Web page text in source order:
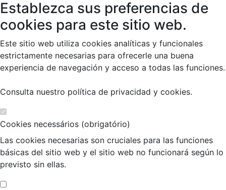
Establezca sus preferencias de
cookies para este sitio web.
Este sitio web utiliza cookies analíticas y funcionales
estrictamente necesarias para ofrecerle una buena
experiencia de navegación y acceso a todas las funciones.
Consulta nuestro política de privacidad y cookies.
Cookies necessários (obrigatório)
Las cookies necesarias son cruciales para las funciones
básicas del sitio web y el sitio web no funcionará según lo
previsto sin ellas.